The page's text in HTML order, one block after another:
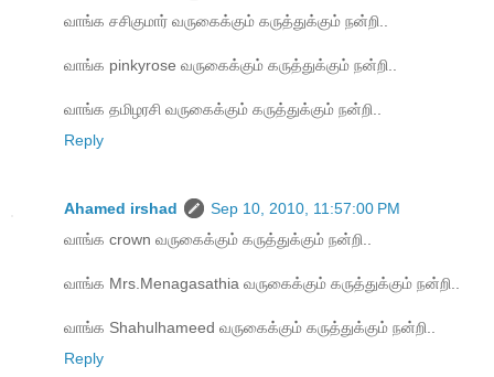
வாங்க சசிகுமார் வருகைக்கும் கருத்துக்கும் நன்றி..
வாங்க pinkyrose வருகைக்கும் கருத்துக்கும் நன்றி..
வாங்க தமிழரசி வருகைக்கும் கருத்துக்கும் நன்றி..
Reply
Ahamed irshad
Sep 10, 2010, 11:57:00 PM
வாங்க crown வருகைக்கும் கருத்துக்கும் நன்றி..
வாங்க Mrs.Menagasathia வருகைக்கும் கருத்துக்கும் நன்றி..
வாங்க Shahulhameed வருகைக்கும் கருத்துக்கும் நன்றி..
Reply